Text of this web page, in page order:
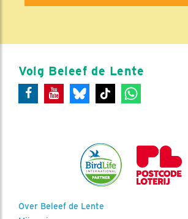
Volg Beleef de Lente
Over Beleef de Lente